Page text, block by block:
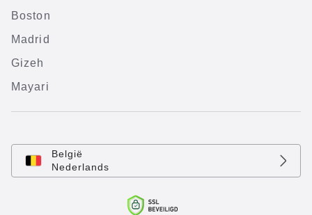
Boston
Madrid
Gizeh
Mayari
België
Nederlands